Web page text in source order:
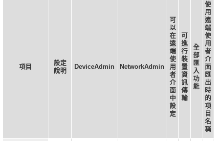
項目
設定
說明
DeviceAdmin NetworkAdmin
可
以
在
遠
端
使
用
者
介
面
中
設
定
可
進
行
裝
置
資
訊
傳
輸
全
部
匯
入
功
能
使
用
遠
端
使
用
者
介
面
匯
出
時
的
項
目
名
稱